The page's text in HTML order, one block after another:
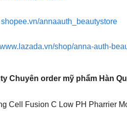
shopee.vn/annaauth_beautystore
www.lazada.vn/shop/anna-auth-
Chuyên order mỹ phẩm Hàn
Cell Fusion C Low PH Pharrier